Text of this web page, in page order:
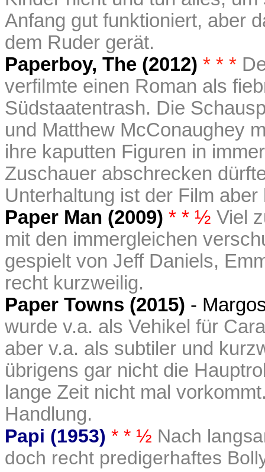
Anfang gut funktioniert, aber
dem Ruder gerät.
Paperboy, The (2012) * * *
verfilmte einen Roman als
Südstaatentrash. Die
und Matthew McConaughey
ihre kaputten Figuren in
Zuschauer abschrecken
Unterhaltung ist der Film
Paper Man (2009) * * ½ Viel
mit den immergleichen
gespielt von Jeff Daniels,
recht kurzweilig.
Paper Towns (2015) -
wurde v.a. als Vehikel für
aber v.a. als subtiler und
übrigens gar nicht die
lange Zeit nicht mal
Handlung.
Papi (1953) * * ½ Nach
doch recht predigerhaftes